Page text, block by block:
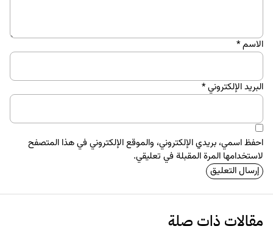
الاسم*
البريد الإلكتروني*
احفظ اسمي، بريدي الإلكتروني، والموقع الإلكتروني في هذا المتصفح
لاستخدامها المرة المقبلة في تعليقي.
مقالات ذات صلة